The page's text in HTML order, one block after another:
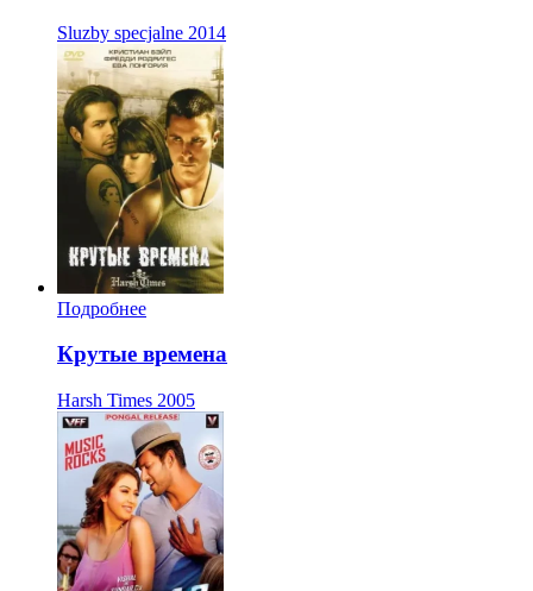
Sluzby specjalne 2014
Подробнее
Крутые времена
Harsh Times 2005